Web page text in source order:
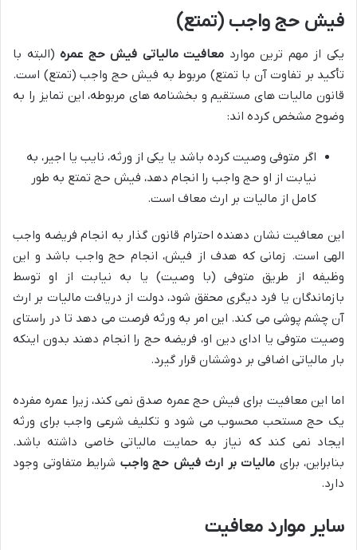
فیش حج واجب (تمتع)
یکی از مهم ترین موارد معافیت مالیاتی فیش حج عمره(البته با
تأکید بر تفاوت آن با تمتع) مربوط به فیش حج واجب (تمتع) است.
قانون مالیات های مستقیم و بخشنامه های مربوطه، این تمایز را به
وضوح مشخص کرده اند:
اگر متوفی وصیت کرده باشد یا یکی از ورثه، نایب یا اجیر، به
نیابت از او حج واجب را انجام دهد، فیش حج تمتع به طور
کامل از مالیات بر ارث معاف است.
این معافیت نشان دهنده احترام قانون گذار به انجام فریضه واجب
الهی است. زمانی که هدف از فیش، انجام حج واجب باشد و این
وظیفه از طریق متوفی (با وصیت) یا به نیابت از او توسط
بازماندگان یا فرد دیگری محقق شود، دولت از دریافت مالیات بر ارث
آن چشم پوشی می کند. این امر به ورثه فرصت می دهد تا در راستای
وصیت متوفی یا ادای دین او، فریضه حج را انجام دهند بدون اینکه
بار مالیاتی اضافی بر دوششان قرار گیرد.
اما این معافیت برای فیش حج عمره صدق نمی کند، زیرا عمره مفرده
یک حج مستحب محسوب می شود و تکلیف شرعی واجب برای ورثه
ایجاد نمی کند که نیاز به حمایت مالیاتی خاصی داشته باشد.
بنابراین، برای مالیات بر ارث فیش حج واجب شرایط متفاوتی وجود
دارد.
سایر موارد معافیت